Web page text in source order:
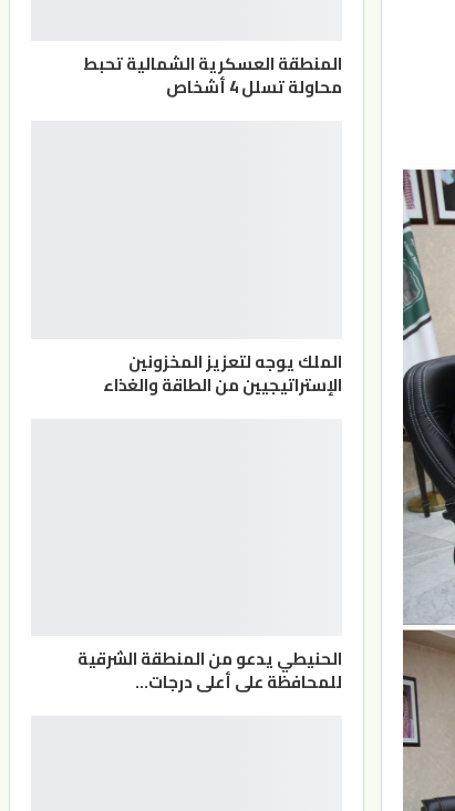
المنطقة العسكرية الشمالية تحبط
محاولة تسلل 4 أشخاص
الملك يوجه لتعزيز المخزونين
الإستراتيجيين من الطاقة والغذاء
الحنيطي يدعو من المنطقة الشرقية
للمحافظة على أعلى درجات…